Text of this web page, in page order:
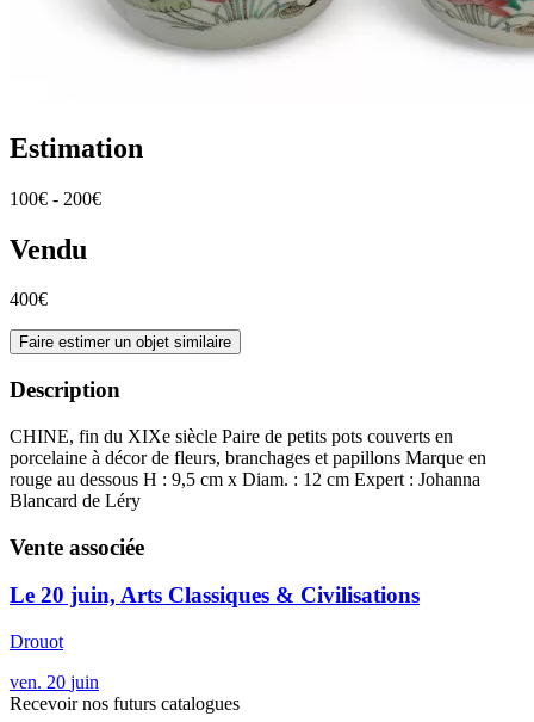
Estimation
100€ - 200€
Vendu
400€
Faire estimer un objet similaire
Description
CHINE, fin du XIXe siècle Paire de petits pots couverts en
porcelaine à décor de fleurs, branchages et papillons Marque en
rouge au dessous H : 9,5 cm x Diam. : 12 cm Expert : Johanna
Blancard de Léry
Vente associée
Le 20 juin, Arts Classiques & Civilisations
Drouot
ven. 20 juin
Recevoir nos futurs catalogues